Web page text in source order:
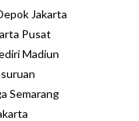
Jakarta
Pusat
Madiun
Semarang